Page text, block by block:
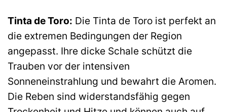
Tinta de Toro: Die Tinta de Toro ist perfekt an
die extremen Bedingungen der Region
angepasst. Ihre dicke Schale schützt die
Trauben vor der intensiven
Sonneneinstrahlung und bewahrt die Aromen.
Die Reben sind widerstandsfähig gegen